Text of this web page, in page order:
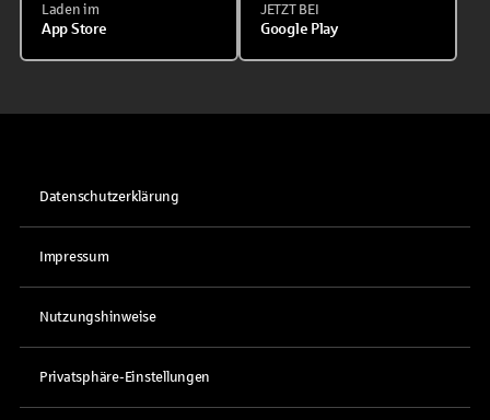
Laden im
App Store
JETZT BEI
Google Play
Datenschutzerklärung
Impressum
Nutzungshinweise
Privatsphäre-Einstellungen